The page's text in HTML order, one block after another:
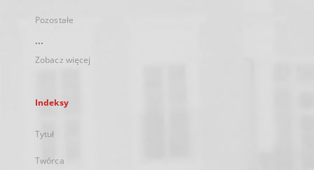
Pozostałe
...
Zobacz więcej
Indeksy
Tytuł
Twórca